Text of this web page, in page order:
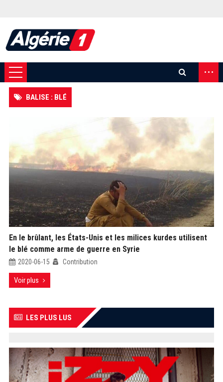
...
BALISE : BLÉ
En le brûlant, les États-Unis et les milices kurdes utilisent
le blé comme arme de guerre en Syrie
2020-06-15 Contribution
Voir plus
LES PLUS LUS